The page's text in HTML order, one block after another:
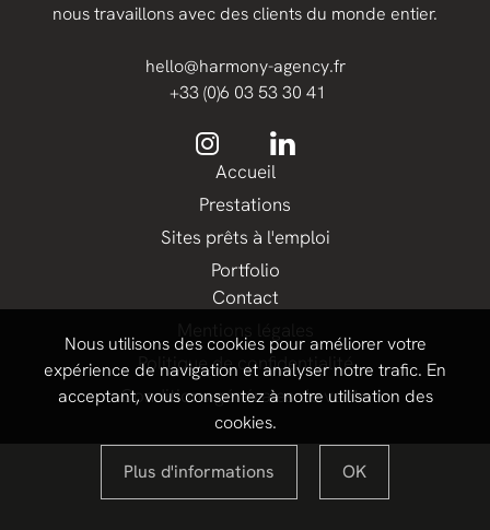
Accueil
Prestations
Sites prêts à l'emploi
Portfolio
nous travaillons avec des clients du monde entier.
hello@harmony-agency.fr
+33 (0)6 03 53 30 41
Contact
Politique de confidentialité
Conditions générales de vente
Nous utilisons des cookies pour améliorer votre
expérience de navigation et analyser notre trafic. En
acceptant, vous consentez à notre utilisation des
cookies.
Plus d'informations OK